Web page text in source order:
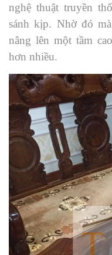
nghệ thuật truyền
sánh kịp. Nhờ đó
nâng lên một tầm
hơn nhiều.